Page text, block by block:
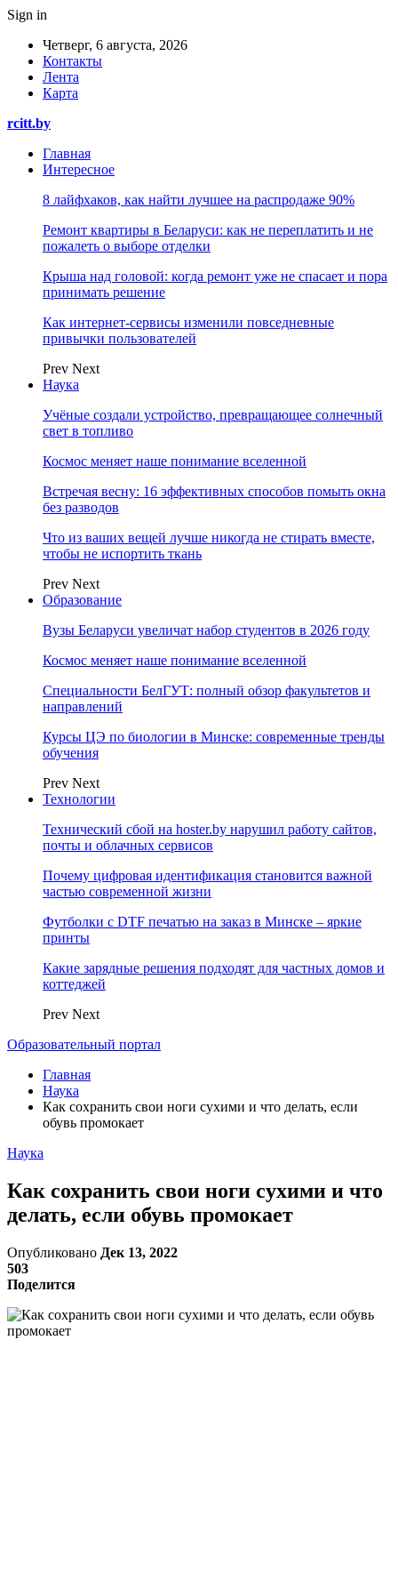
Sign in
Четверг, 6 августа, 2026
Контакты
Лента
Карта
rcitt.by
Главная
Интересное
8 лайфхаков, как найти лучшее на распродаже 90%
Ремонт квартиры в Беларуси: как не переплатить и не
пожалеть о выборе отделки
Крыша над головой: когда ремонт уже не спасает и пора
принимать решение
Как интернет-сервисы изменили повседневные
привычки пользователей
Prev Next
Наука
Учёные создали устройство, превращающее солнечный
свет в топливо
Космос меняет наше понимание вселенной
Встречая весну: 16 эффективных способов помыть окна
без разводов
Что из ваших вещей лучше никогда не стирать вместе,
чтобы не испортить ткань
Prev Next
Образование
Вузы Беларуси увеличат набор студентов в 2026 году
Космос меняет наше понимание вселенной
Специальности БелГУТ: полный обзор факультетов и
направлений
Курсы ЦЭ по биологии в Минске: современные тренды
обучения
Prev Next
Технологии
Технический сбой на hoster.by нарушил работу сайтов,
почты и облачных сервисов
Почему цифровая идентификация становится важной
частью современной жизни
Футболки с DTF печатью на заказ в Минске – яркие
принты
Какие зарядные решения подходят для частных домов и
коттеджей
Prev Next
Образовательный портал
Главная
Наука
Как сохранить свои ноги сухими и что делать, если
обувь промокает
Наука
Как сохранить свои ноги сухими и что
делать, если обувь промокает
Опубликовано Дек 13, 2022
503
Поделится